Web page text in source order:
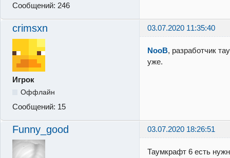
Сообщений: 246
crimsxn 03.07.2020 11:35:40
Игрок
Оффлайн
Сообщений: 15
NooB, разработчик
уже.
Funny_good 03.07.2020 18:26:51
Таумкрафт 6 есть